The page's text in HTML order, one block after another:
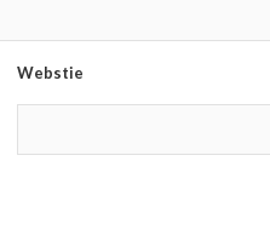
Webstie